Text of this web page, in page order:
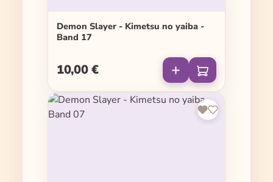
Demon Slayer - Kimetsu no yaiba -
Band 17
Regulärer Preis:
10,00 €